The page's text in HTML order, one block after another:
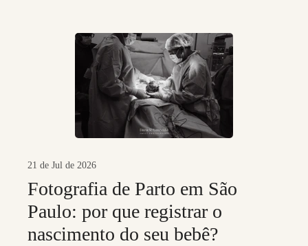
21 de Jul de 2026
Fotografia de Parto em São
Paulo: por que registrar o
nascimento do seu bebê?